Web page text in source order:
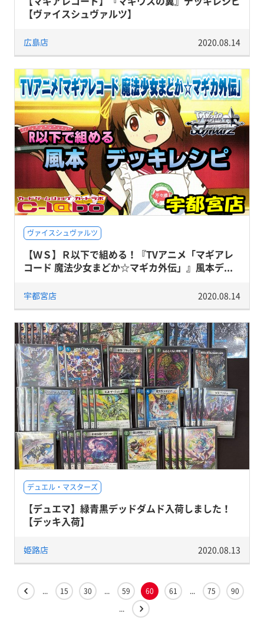
【ヴァイスシュヴァルツ】
広島店 2020.08.14
ヴァイスシュヴァルツ
【ＷＳ】Ｒ以下で組める！『TVアニメ「マギアレ
コード 魔法少女まどか☆マギカ外伝」』風本デ...
宇都宮店 2020.08.14
デュエル・マスターズ
【デュエマ】緑青黒デッドダムド入荷しました！
【デッキ入荷】
姫路店 2020.08.13
... 15 30 ... 59 60 61 ... 75
90
...